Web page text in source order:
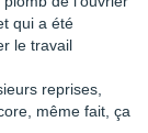
qui a été
le travail
reprises,
même fait, ça